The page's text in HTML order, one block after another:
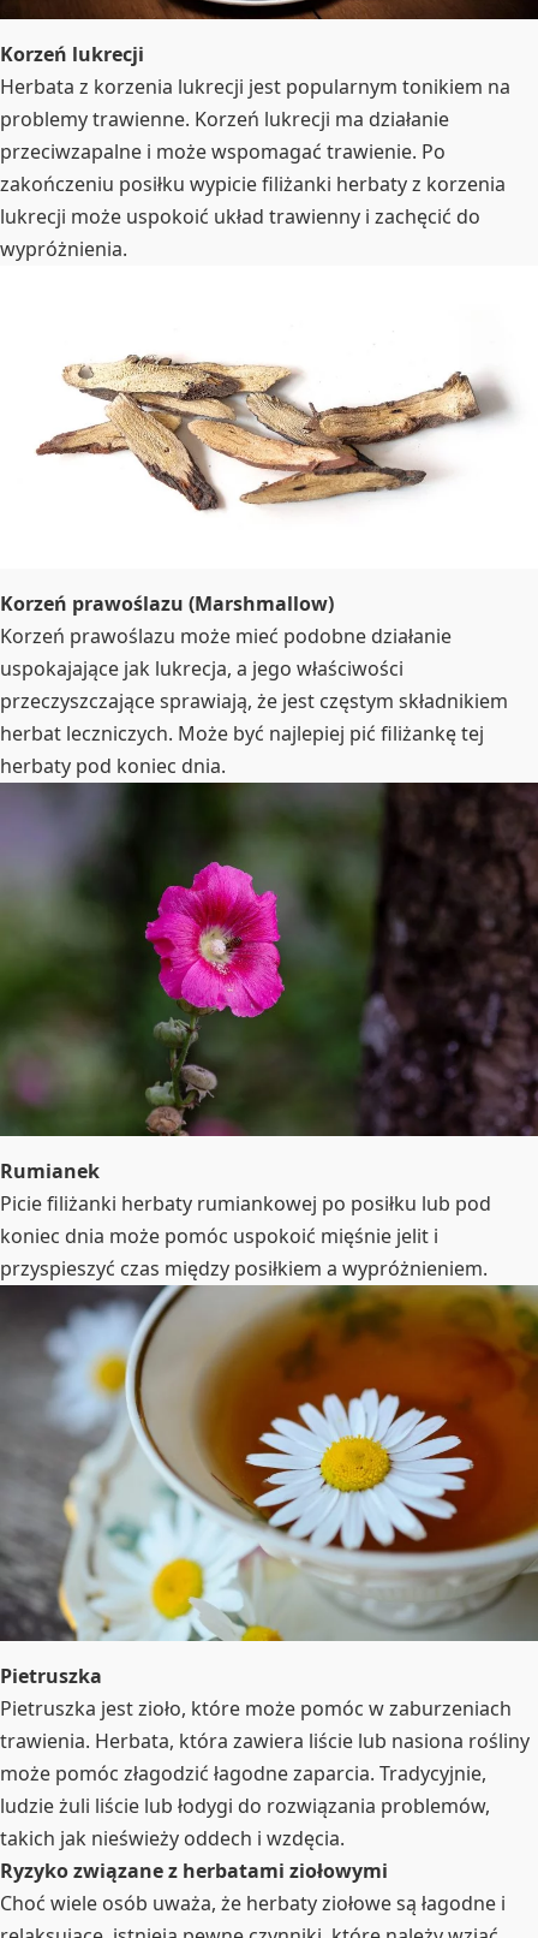
Korzeń lukrecji
Herbata z korzenia lukrecji jest popularnym tonikiem na
problemy trawienne. Korzeń lukrecji ma działanie
przeciwzapalne i może wspomagać trawienie. Po
zakończeniu posiłku wypicie filiżanki herbaty z korzenia
lukrecji może uspokoić układ trawienny i zachęcić do
wypróżnienia.
Korzeń prawoślazu (Marshmallow)
Korzeń prawoślazu może mieć podobne działanie
uspokajające jak lukrecja, a jego właściwości
przeczyszczające sprawiają, że jest częstym składnikiem
herbat leczniczych. Może być najlepiej pić filiżankę tej
herbaty pod koniec dnia.
Rumianek
Picie filiżanki herbaty rumiankowej po posiłku lub pod
koniec dnia może pomóc uspokoić mięśnie jelit i
przyspieszyć czas między posiłkiem a wypróżnieniem.
Pietruszka
Pietruszka jest zioło, które może pomóc w zaburzeniach
trawienia. Herbata, która zawiera liście lub nasiona rośliny
może pomóc złagodzić łagodne zaparcia. Tradycyjnie,
ludzie żuli liście lub łodygi do rozwiązania problemów,
takich jak nieświeży oddech i wzdęcia.
Ryzyko związane z herbatami ziołowymi
Choć wiele osób uważa, że herbaty ziołowe są łagodne i